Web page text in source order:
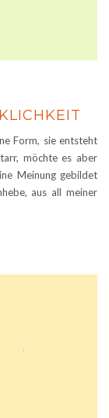
Form, sie entsteht
möchte es aber
Meinung gebildet
aus all meiner